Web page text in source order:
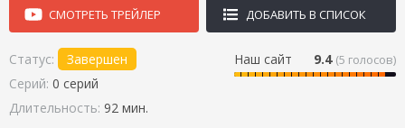
СМОТРЕТЬ ТРЕЙЛЕР ДОБАВИТЬ В СПИСОК
Наш сайт 9.4 (5 голосов)
Статус:
Завершен
Серий: 0 серий
Длительность: 92 мин.